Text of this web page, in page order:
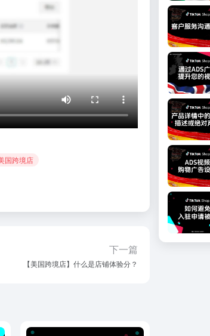
国跨境店
下一篇
【美国跨境店】什么是店铺体验分？